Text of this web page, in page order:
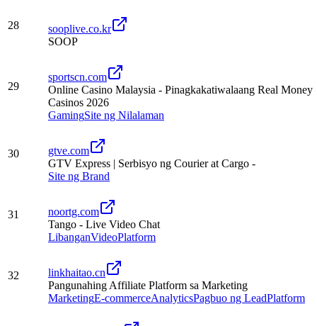
28
sooplive.co.kr
SOOP
29
sportscn.com
Online Casino Malaysia - Pinagkakatiwalaang Real Money
Casinos 2026
GamingSite ng Nilalaman
30
gtve.com
GTV Express | Serbisyo ng Courier at Cargo -
Site ng Brand
31
noortg.com
Tango - Live Video Chat
LibanganVideoPlatform
32
linkhaitao.cn
Pangunahing Affiliate Platform sa Marketing
MarketingE-commerceAnalyticsPagbuo ng LeadPlatform